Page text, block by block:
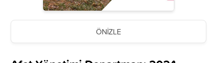
ÖNIZLE